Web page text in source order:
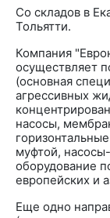
Со складов в
Тольятти.
Компания
осуществляет
(основная
агрессивных
насосы,
муфтой,
оборудование
европейских и
Еще одно